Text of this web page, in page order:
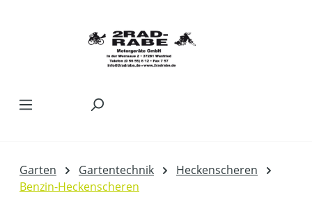
Garten Gartentechnik
Heckenscheren
Benzin-Heckenscheren